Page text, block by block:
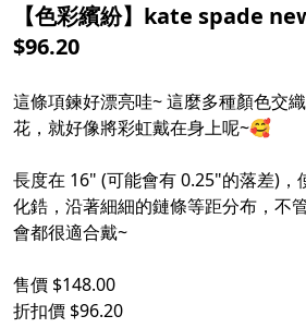
【色彩繽紛】kate spade
$96.20
這條項鍊好漂亮哇~ 這麼多種顏色交
花，就好像將彩虹戴在身上呢~🥰
長度在 16" (可能會有 0.25"的落差)，
化鋯，沿著細細的鏈條等距分布，不
會都很適合戴~
售價 $148.00
折扣價 $96.20